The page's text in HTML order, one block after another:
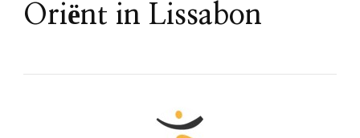
Oriënt in Lissabon